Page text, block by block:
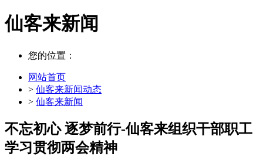
仙客来新闻
您的位置：
网站首页
> 仙客来新闻动态
> 仙客来新闻
不忘初心 逐梦前行-仙客来组织干部职工
学习贯彻两会精神